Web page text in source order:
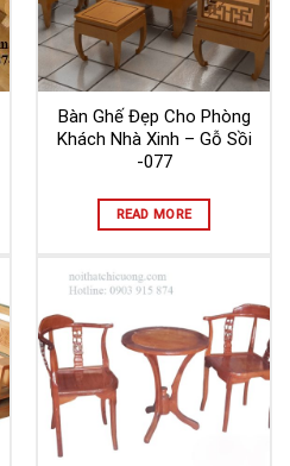
Bàn Ghế Đẹp Cho Phòng
Khách Nhà Xinh – Gỗ Sồi
-077
READ MORE